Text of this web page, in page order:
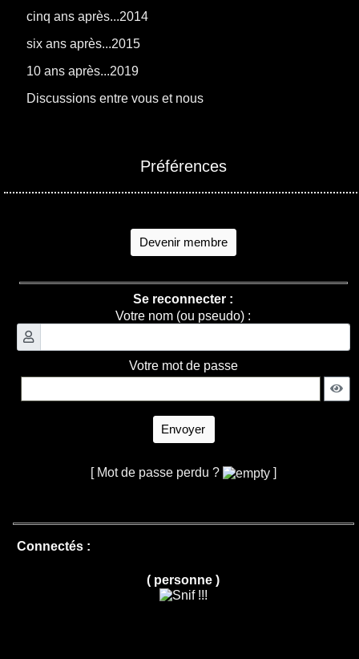
cinq ans après...2014
six ans après...2015
10 ans après...2019
Discussions entre vous et nous
Préférences
Devenir membre
Se reconnecter :
Votre nom (ou pseudo) :
Votre mot de passe
Envoyer
[ Mot de passe perdu ? ]
Connectés :
( personne )